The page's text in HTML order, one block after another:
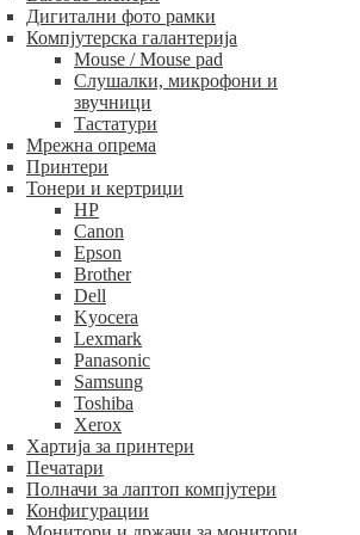
Дигитални фото рамки
Компјутерска галантерија
Mouse / Mouse pad
Слушалки, микрофони и
звучници
Тастатури
Мрежна опрема
Принтери
Тонери и кертриџи
HP
Canon
Epson
Brother
Dell
Kyocera
Lexmark
Panasonic
Samsung
Toshiba
Xerox
Хартија за принтери
Печатари
Полначи за лаптоп компјутери
Конфигурации